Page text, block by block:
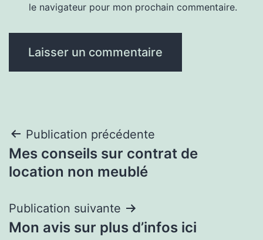
le navigateur pour mon prochain commentaire.
Navigation
de
Publication précédente
Mes conseils sur contrat de
location non meublé
Publication suivante
Mon avis sur plus d’infos ici